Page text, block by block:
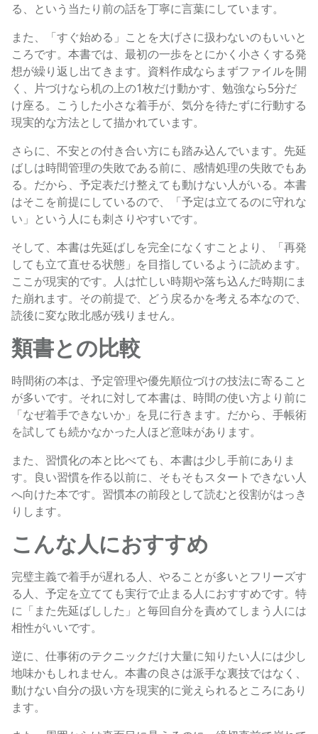
る、という当たり前の話を丁寧に言葉にしています。
また、「すぐ始める」ことを大げさに扱わないのもいいと
ころです。本書では、最初の一歩をとにかく小さくする発
想が繰り返し出てきます。資料作成ならまずファイルを開
く、片づけなら机の上の1枚だけ動かす、勉強なら5分だ
け座る。こうした小さな着手が、気分を待たずに行動する
現実的な方法として描かれています。
さらに、不安との付き合い方にも踏み込んでいます。先延
ばしは時間管理の失敗である前に、感情処理の失敗でもあ
る。だから、予定表だけ整えても動けない人がいる。本書
はそこを前提にしているので、「予定は立てるのに守れな
い」という人にも刺さりやすいです。
そして、本書は先延ばしを完全になくすことより、「再発
しても立て直せる状態」を目指しているように読めます。
ここが現実的です。人は忙しい時期や落ち込んだ時期にま
た崩れます。その前提で、どう戻るかを考える本なので、
読後に変な敗北感が残りません。
類書との比較
時間術の本は、予定管理や優先順位づけの技法に寄ること
が多いです。それに対して本書は、時間の使い方より前に
「なぜ着手できないか」を見に行きます。だから、手帳術
を試しても続かなかった人ほど意味があります。
また、習慣化の本と比べても、本書は少し手前にありま
す。良い習慣を作る以前に、そもそもスタートできない人
へ向けた本です。習慣本の前段として読むと役割がはっき
りします。
こんな人におすすめ
完璧主義で着手が遅れる人、やることが多いとフリーズす
る人、予定を立てても実行で止まる人におすすめです。特
に「また先延ばしした」と毎回自分を責めてしまう人には
相性がいいです。
逆に、仕事術のテクニックだけ大量に知りたい人には少し
地味かもしれません。本書の良さは派手な裏技ではなく、
動けない自分の扱い方を現実的に覚えられるところにあり
ます。